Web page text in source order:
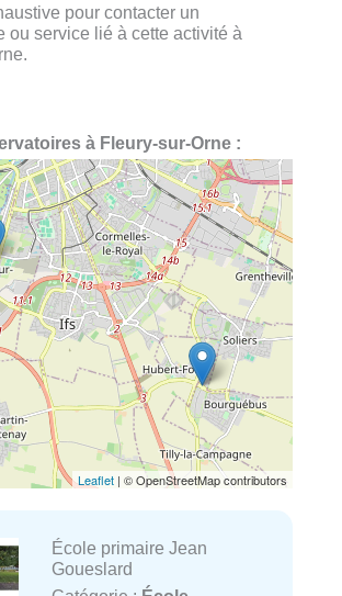
pour contacter un
ou service lié à cette activité à
à Fleury-sur-Orne :
Leaflet | © OpenStreetMap contributors
École primaire Jean
Goueslard